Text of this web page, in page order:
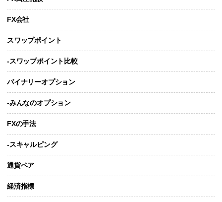
FX会社
スワップポイント
-スワップポイント比較
バイナリーオプション
-みんなのオプション
FXの手法
-スキャルピング
通貨ペア
経済指標